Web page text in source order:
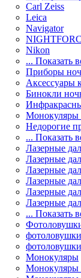
Carl Zeiss
Leica
Navigator
Nikon
... Показать
Приборы
Аксессуары
Бинокли
Монокуляры
Недорогие
... Показать
Лазерные
Лазерные
Лазерные
Лазерные
Лазерные
Лазерные
... Показать
Монокуляры
Монокуляры